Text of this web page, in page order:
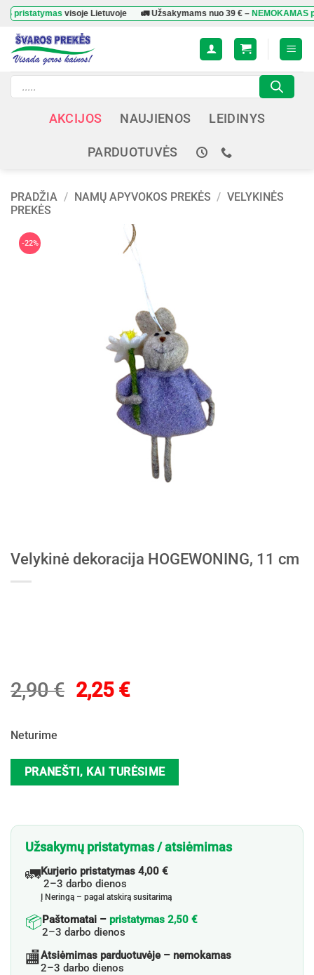
Skip
content
visoje Lietuvoje 🚛 Užsakymams nuo39 €–NEMOKAMAS
Products
search
AKCIJOS NAUJIENOS LEIDINYS
PARDUOTUVĖS
PRADŽIA / NAMŲ APYVOKOS PREKĖS / VELYKINĖS
PREKĖS
-22%
Velykinė dekoracija HOGEWONING, 11 cm
2,90€ Original
2,25 €Current
Neturime
PRANEŠTI, KAI TURĖSIME
Užsakymų pristatymas / atsiėmimas
🚛Kurjerio pristatymas 4,00 €
2–3 darbo dienos
Į Neringą – pagal atskirą susitarimą
📦Paštomatai – pristatymas 2,50 €
2–3 darbo dienos
🏬Atsiėmimas parduotuvėje – nemokamas
2–3 darbo dienos